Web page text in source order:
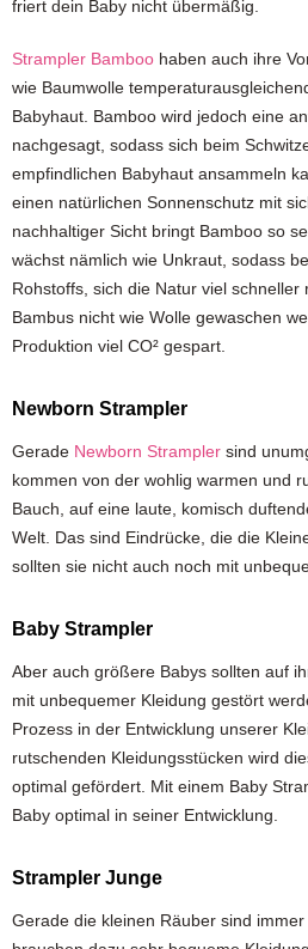
friert dein Baby nicht übermäßig.
Strampler Bamboo haben auch ihre
wie Baumwolle
Babyhaut. Bamboo wird jedoch eine
nachgesagt, sodass sich beim
empfindlichen Babyhaut ansammeln
einen natürlichen Sonnenschutz mit
nachhaltiger Sicht bringt Bamboo so
wächst nämlich wie Unkraut, sodass
Rohstoffs, sich die Natur viel schneller
Bambus nicht wie Wolle gewaschen
Produktion viel CO² gespart.
Newborn Strampler
Gerade Newborn Strampler sind
kommen von der wohlig warmen und
Bauch, auf eine laute, komisch
Welt. Das sind Eindrücke, die die
sollten sie nicht auch noch mit
Baby Strampler
Aber auch größere Babys sollten auf
mit unbequemer Kleidung gestört
Prozess in der Entwicklung unserer
rutschenden Kleidungsstücken wird
optimal gefördert. Mit einem Baby
Baby optimal in seiner Entwicklung.
Strampler Junge
Gerade die kleinen Räuber sind